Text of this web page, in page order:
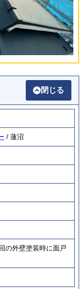
閉じる
/ 蓮沼
の外壁塗装時に面戸